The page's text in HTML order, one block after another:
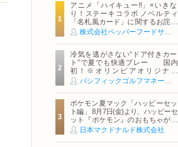
アニメ「ハイキュー!!」×いきな
り！ステーキコラボ ノベルティ
「名札風カード」に関するお詫び
および交換対応についてのご案内
冷気を逃がさない“ドア付きカー
ト”で夏でも快適プレー 国内
初！※オリンピアオリジナル
「AirCon Cart（エアコンカー
ト）」導入 | ＰＧＭ
ポケモン夏マック「ハッピーセッ
ト編」 8月7日(金)より、ハッピーセ
ット『ポケモン』のおもちゃが期
間限定登場
日本マクドナルド株式会社